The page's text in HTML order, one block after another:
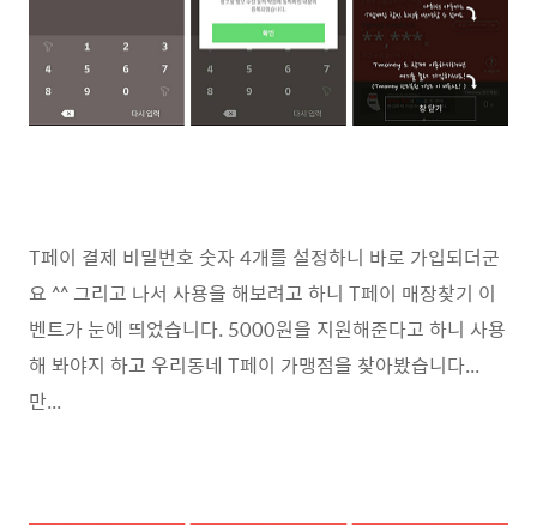
T페이 결제 비밀번호 숫자 4개를 설정하니 바로 가입되더군
요 ^^ 그리고 나서 사용을 해보려고 하니 T페이 매장찾기 이
벤트가 눈에 띄었습니다. 5000원을 지원해준다고 하니 사용
해 봐야지 하고 우리동네 T페이 가맹점을 찾아봤습니다...
만...